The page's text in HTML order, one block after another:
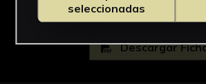
Descargar
seleccionadas